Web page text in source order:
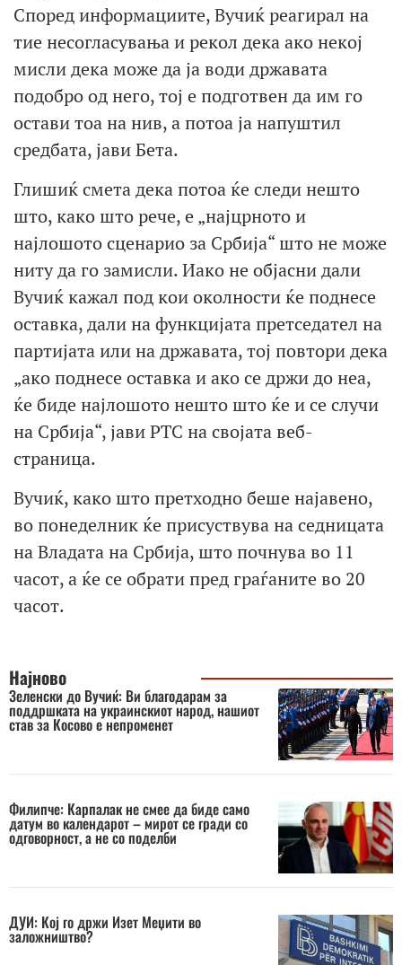
Според информациите, Вучиќ реагирал на
тие несогласувања и рекол дека ако некој
мисли дека може да ја води државата
подобро од него, тој е подготвен да им го
остави тоа на нив, а потоа ја напуштил
средбата, јави Бета.
Глишиќ смета дека потоа ќе следи нешто
што, како што рече, е „најцрното и
најлошото сценарио за Србија“ што не може
ниту да го замисли. Иако не објасни дали
Вучиќ кажал под кои околности ќе поднесе
оставка, дали на функцијата претседател на
партијата или на државата, тој повтори дека
„ако поднесе оставка и ако се држи до неа,
ќе биде најлошото нешто што ќе и се случи
на Србија“, јави РТС на својата веб-
страница.
Вучиќ, како што претходно беше најавено,
во понеделник ќе присуствува на седницата
на Владата на Србија, што почнува во 11
часот, а ќе се обрати пред граѓаните во 20
часот.
Најново
Зеленски до Вучиќ: Ви благодарам за
поддршката на украинскиот народ, нашиот
став за Косово е непроменет
Филипче: Карпалак не смее да биде само
датум во календарот – мирот се гради со
одговорност, а не со поделби
ДУИ: Кој го држи Изет Меџити во
заложништво?